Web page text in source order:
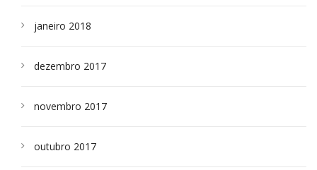
janeiro 2018
dezembro 2017
novembro 2017
outubro 2017